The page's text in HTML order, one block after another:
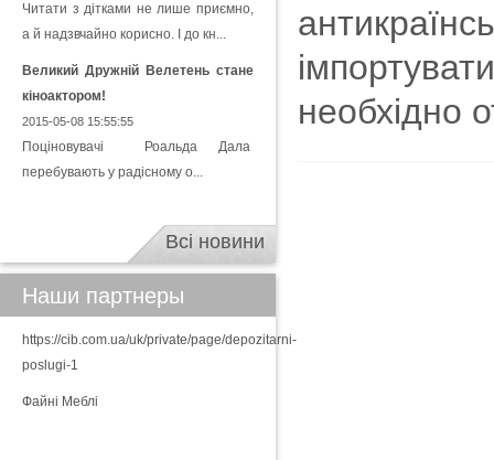
необхідно
Читати з дітками не лише приємно,
а й надзвчайно корисно. І до кн...
Великий Дружній Велетень стане
кіноактором!
2015-05-08 15:55:55
Поціновувачі Роальда Дала
перебувають у радісному о...
Всі новини
Наши партнеры
https://cib.com.ua/uk/private/page/depozitarni-
poslugi-1
Файні Меблі